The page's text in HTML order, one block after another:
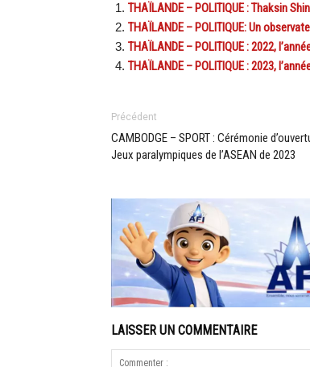
THAÏLANDE – POLITIQUE : Thaksin
THAÏLANDE – POLITIQUE: Un
THAÏLANDE – POLITIQUE : 2022,
THAÏLANDE – POLITIQUE : 2023,
Précédent
CAMBODGE – SPORT : Cérémonie
Jeux paralympiques de l’ASEAN de 2023
LAISSER UN COMMENTAIRE